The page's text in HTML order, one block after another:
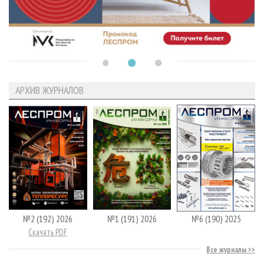
АРХИВ ЖУРНАЛОВ
№2 (192) 2026
Скачать PDF
№1 (191) 2026 №6 (190) 2025
Все журналы